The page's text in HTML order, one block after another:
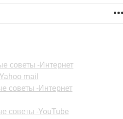
советы -Интернет
mail
советы -Интернет
советы -YouTube